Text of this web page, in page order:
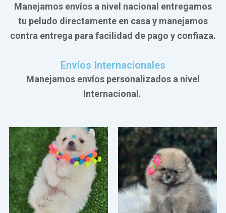
Manejamos envíos a nivel nacional entregamos
tu peludo directamente en casa y manejamos
contra entrega para facilidad de pago y confiaza.
Envíos Internacionales
Manejamos envíos personalizados a nivel
Internacional.